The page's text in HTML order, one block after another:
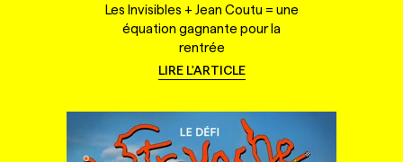
Les Invisibles + Jean Coutu = une
équation gagnante pour la
rentrée
LIRE L'ARTICLE